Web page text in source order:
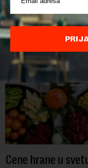
Cene hrane u